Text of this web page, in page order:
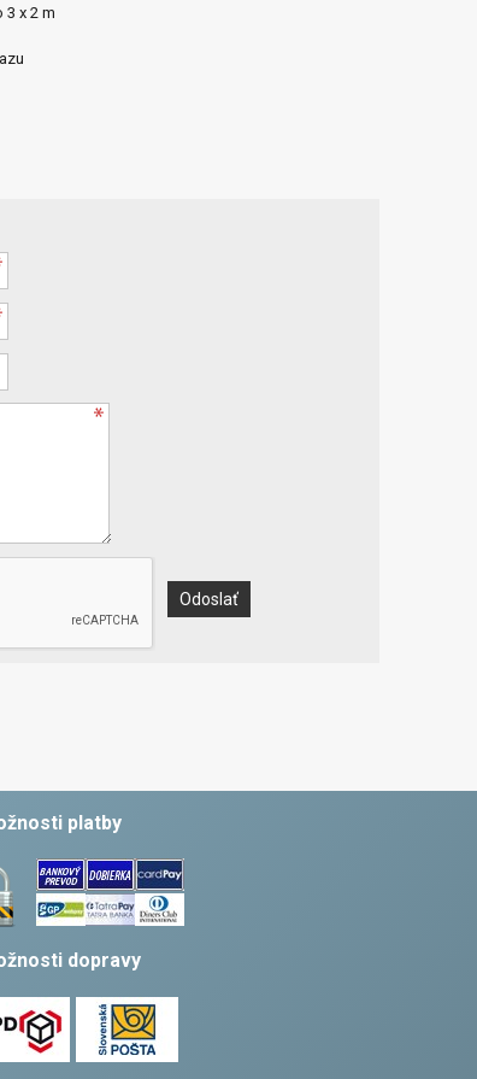
x 2 m
platby
dopravy